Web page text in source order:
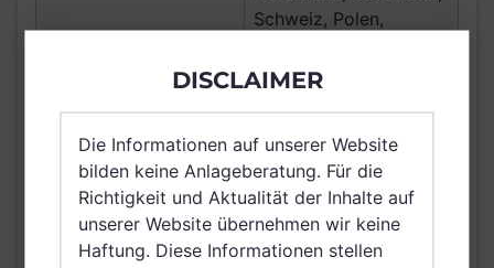
VERTRIEBSZULASSUNG
Schweiz, Polen,
Hong Kong, Ungarn,
(Republik), Belgien,
Taiwan (Provinz
Chinas), Netherlands
(Kingdom of the),
Norwegen, Singapur,
DISCLAIMER
Die Informationen auf unserer Website
bilden keine Anlageberatung. Für die
Richtigkeit und Aktualität der Inhalte auf
unserer Website übernehmen wir keine
Haftung. Diese Informationen stellen